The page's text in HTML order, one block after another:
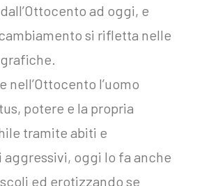
ad oggi, e
si rifletta nelle
nell’Ottocento l’uomo
potere e la propria
tramite abiti e
oggi lo fa anche
ed erotizzando se